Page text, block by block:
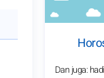
Dan juga: